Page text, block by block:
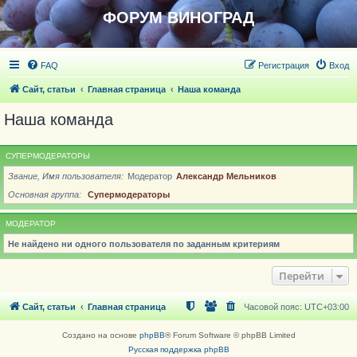
ФОРУМ ВИНОГРАД
FAQ Вход
Регистрация
Сайт, статьи Главная страница Наша команда
Наша команда
СУПЕРМОДЕРАТОРЫ
Звание, Имя пользователя Модератор Александр Мельников
Основная группа
Супермодераторы
МОДЕРАТОР
Не найдено ни одного пользователя по заданным критериям
Перейти
Сайт, статьи Главная страница Часовой пояс: UTC+03:00
Создано на основе phpBB® Forum Software © phpBB Limited
Русская поддержка phpBB